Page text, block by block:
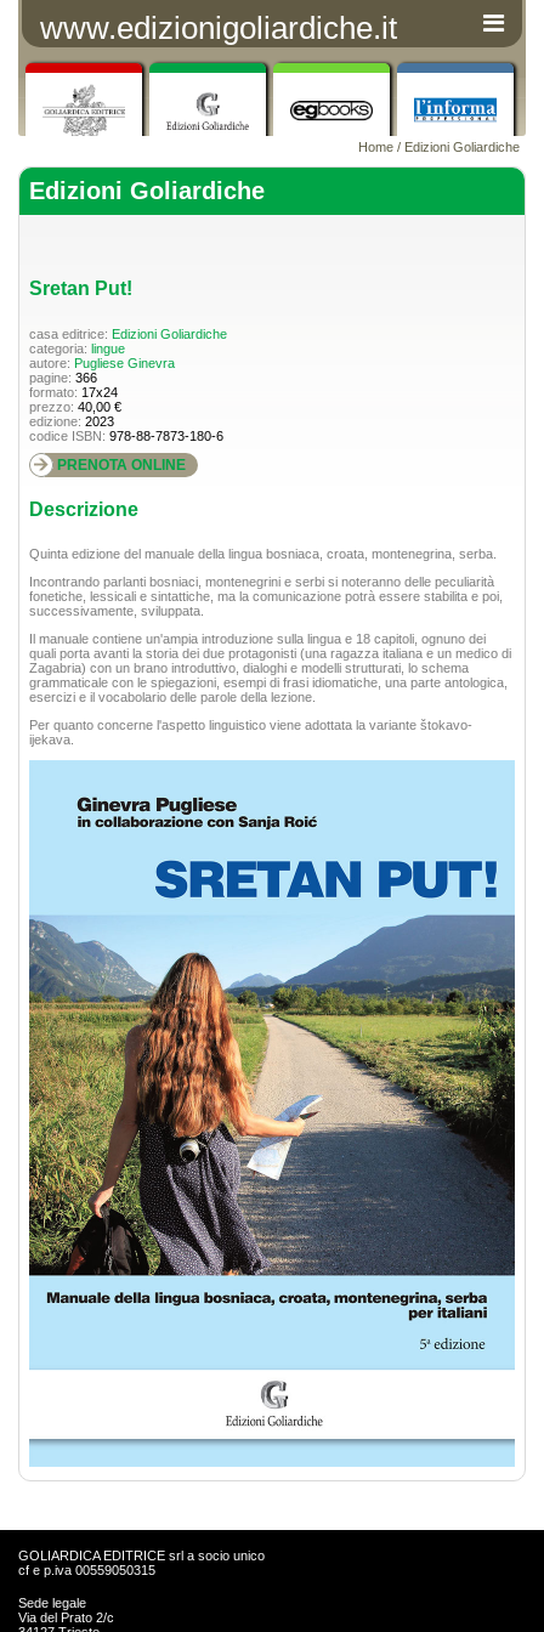
www.edizionigoliardiche.it
Home / Edizioni Goliardiche
Edizioni Goliardiche
Sretan Put!
casa editrice: Edizioni Goliardiche
categoria: lingue
autore: Pugliese Ginevra
pagine: 366
formato: 17x24
prezzo: 40,00 €
edizione: 2023
codice ISBN: 978-88-7873-180-6
PRENOTA ONLINE
Descrizione
Quinta edizione del manuale della lingua bosniaca, croata, montenegrina, serba.
Incontrando parlanti bosniaci, montenegrini e serbi si noteranno delle peculiarità
fonetiche, lessicali e sintattiche, ma la comunicazione potrà essere stabilita e poi,
successivamente, sviluppata.
Il manuale contiene un'ampia introduzione sulla lingua e 18 capitoli, ognuno dei
quali porta avanti la storia dei due protagonisti (una ragazza italiana e un medico di
Zagabria) con un brano introduttivo, dialoghi e modelli strutturati, lo schema
grammaticale con le spiegazioni, esempi di frasi idiomatiche, una parte antologica,
esercizi e il vocabolario delle parole della lezione.
Per quanto concerne l'aspetto linguistico viene adottata la variante štokavo-
ijekava.
GOLIARDICA EDITRICE srl a socio unico
cf e p.iva 00559050315
Sede legale
Via del Prato 2/c